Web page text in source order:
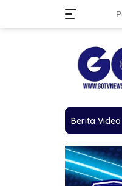
Berita Video